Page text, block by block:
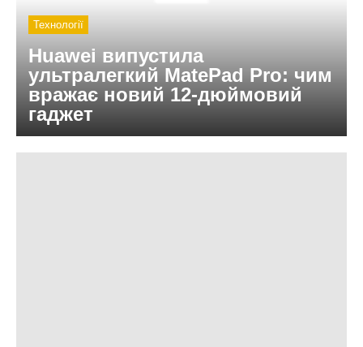
Технології
Huawei випустила
ультралегкий MatePad Pro: чим
вражає новий 12-дюймовий
гаджет